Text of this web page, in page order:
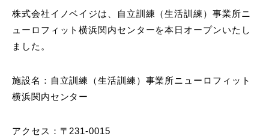
株式会社イノベイジは、自立訓練（生活訓練）事業所ニ
ューロフィット横浜関内センターを本日オープンいたし
ました。
施設名：自立訓練（生活訓練）事業所ニューロフィット
横浜関内センター
アクセス：〒231-0015